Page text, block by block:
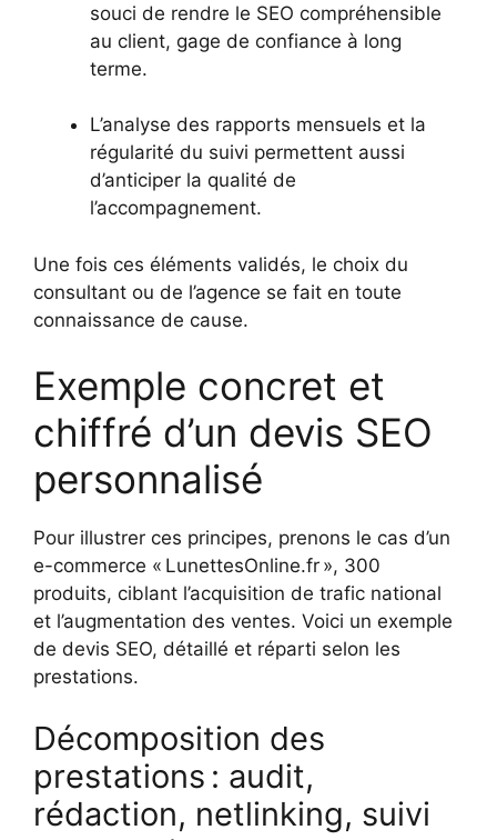
souci de rendre le SEO compréhensible
au client, gage de confiance à long
terme.
L’analyse des rapports mensuels et la
régularité du suivi permettent aussi
d’anticiper la qualité de
l’accompagnement.
Une fois ces éléments validés, le choix du
consultant ou de l’agence se fait en toute
connaissance de cause.
Exemple concret et
chiffré d’un devis SEO
personnalisé
Pour illustrer ces principes, prenons le cas d’un
e-commerce « LunettesOnline.fr », 300
produits, ciblant l’acquisition de trafic national
et l’augmentation des ventes. Voici un exemple
de devis SEO, détaillé et réparti selon les
prestations.
Décomposition des
prestations : audit,
rédaction, netlinking, suivi